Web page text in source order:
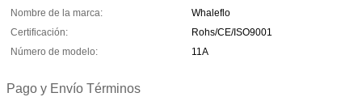
Nombre de la marca:
Whaleflo
Certificación:
Rohs/CE/ISO9001
Número de modelo:
11A
Pago y Envío Términos